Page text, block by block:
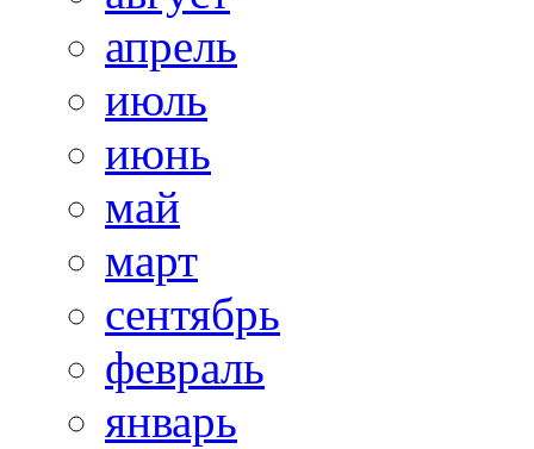
апрель
июль
июнь
май
март
сентябрь
февраль
январь